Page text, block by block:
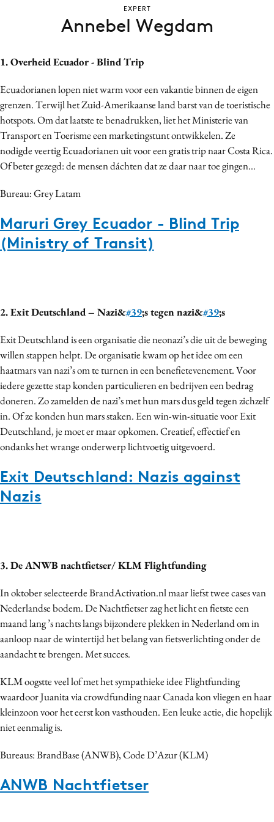
Contentmarketing
Craft
Customer Experience
Data & Insights
Design
Digital transformation
Effectiviteit
Influencer marketing
Interne communicatie
Merkstrategie
Programmatic
Purpose Marketing
Reputatie & crisis
1. Overheid Ecuador - Blind Trip
Ecuadorianen lopen niet warm voor een vakantie binnen de eigen
grenzen. Terwijl het Zuid-Amerikaanse land barst van de toeristische
hotspots. Om dat laatste te benadrukken, liet het Ministerie van
Transport en Toerisme een marketingstunt ontwikkelen. Ze
nodigde veertig Ecuadorianen uit voor een gratis trip naar Costa Rica.
Of beter gezegd: de mensen dáchten dat ze daar naar toe gingen...
Bureau: Grey Latam
Maruri Grey Ecuador - Blind Trip
(Ministry of Transit)
2. Exit Deutschland – Nazi&#39;s tegen nazi&#39;s
Exit Deutschland is een organisatie die neonazi’s die uit de beweging
willen stappen helpt. De organisatie kwam op het idee om een
haatmars van nazi’s om te turnen in een benefietevenement. Voor
iedere gezette stap konden particulieren en bedrijven een bedrag
doneren. Zo zamelden de nazi’s met hun mars dus geld tegen zichzelf
in. Of ze konden hun mars staken. Een win-win-situatie voor Exit
Deutschland, je moet er maar opkomen. Creatief, effectief en
ondanks het wrange onderwerp lichtvoetig uitgevoerd.
Exit Deutschland: Nazis against
Nazis
3. De ANWB nachtfietser/ KLM Flightfunding
In oktober selecteerde BrandActivation.nl maar liefst twee cases van
Nederlandse bodem. De Nachtfietser zag het licht en fietste een
maand lang ’s nachts langs bijzondere plekken in Nederland om in
aanloop naar de wintertijd het belang van fietsverlichting onder de
aandacht te brengen. Met succes.
KLM oogstte veel lof met het sympathieke idee Flightfunding
waardoor Juanita via crowdfunding naar Canada kon vliegen en haar
kleinzoon voor het eerst kon vasthouden. Een leuke actie, die hopelijk
niet eenmalig is.
Bureaus: BrandBase (ANWB), Code D’Azur (KLM)
ANWB Nachtfietser
EXPERT
Annebel Wegdam